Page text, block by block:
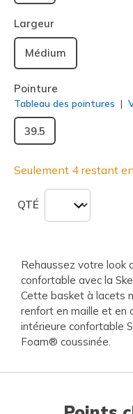
sélectionné
Largeur
Médium
Pointure
Tableau des pointures
39.5
Seulement 4 restant
QTÉ
Rehaussez votre look
confortable avec la
Cette basket à lacets
renfort en maille et en
intérieure confortable
Foam® coussinée.